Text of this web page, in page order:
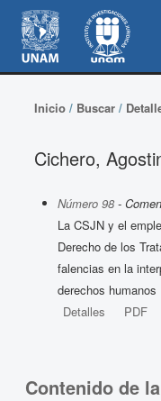
Inicio/ Buscar/
Cichero,
Número 98-
La CSJN y el
Derecho de los
falencias en la
derechos humanos
Detalles
PDF
Contenido de